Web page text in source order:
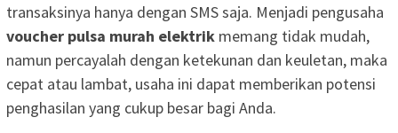
transaksinya hanya dengan SMS saja. Menjadi pengusaha
voucher pulsa murah elektrik memang tidak mudah,
namun percayalah dengan ketekunan dan keuletan, maka
cepat atau lambat, usaha ini dapat memberikan potensi
penghasilan yang cukup besar bagi Anda.